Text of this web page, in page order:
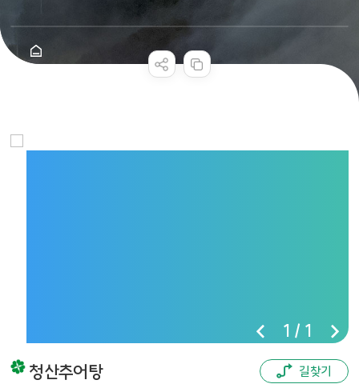
1 / 1
청산추어탕 길찾기
콘텐츠 만족도 조사